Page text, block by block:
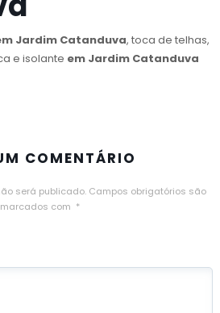
Jardim Catanduva, toca de telhas,
e isolante em Jardim Catanduva
COMENTÁRIO
será publicado. Campos obrigatórios são
marcados com *